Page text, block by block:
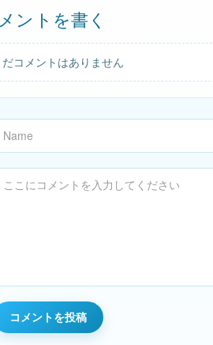
ントを書く
だコメントはありません